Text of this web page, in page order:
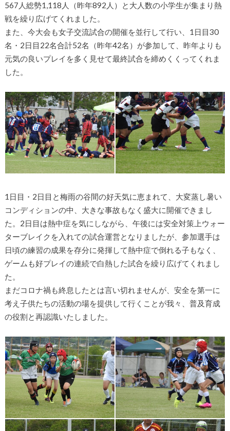
567人総勢1,118人（昨年892人）と大人数の小学生が集まり熱
戦を繰り広げてくれました。
また、今大会も女子交流試合の開催を並行して行い、1日目30
名・2日目22名合計52名（昨年42名）が参加して、昨年よりも
元気の良いプレイを多く見せて最終試合を締めくくってくれま
した。
1日目・2日目と梅雨の谷間の好天気に恵まれて、大変蒸し暑い
コンディションの中、大きな事故もなく盛大に開催できまし
た。2日目は熱中症を気にしながら、午後には安全対策上ウォー
ターブレイクを入れての試合運営となりましたが、参加選手は
日頃の練習の成果を存分に発揮して熱中症で倒れる子もなく、
ゲームも好プレイの連続で白熱した試合を繰り広げてくれまし
た。
まだコロナ禍も終息したとは言い切れませんが、安全を第一に
考え子供たちの活動の場を提供して行くことが我々、普及育成
の役割と再認識いたしました。